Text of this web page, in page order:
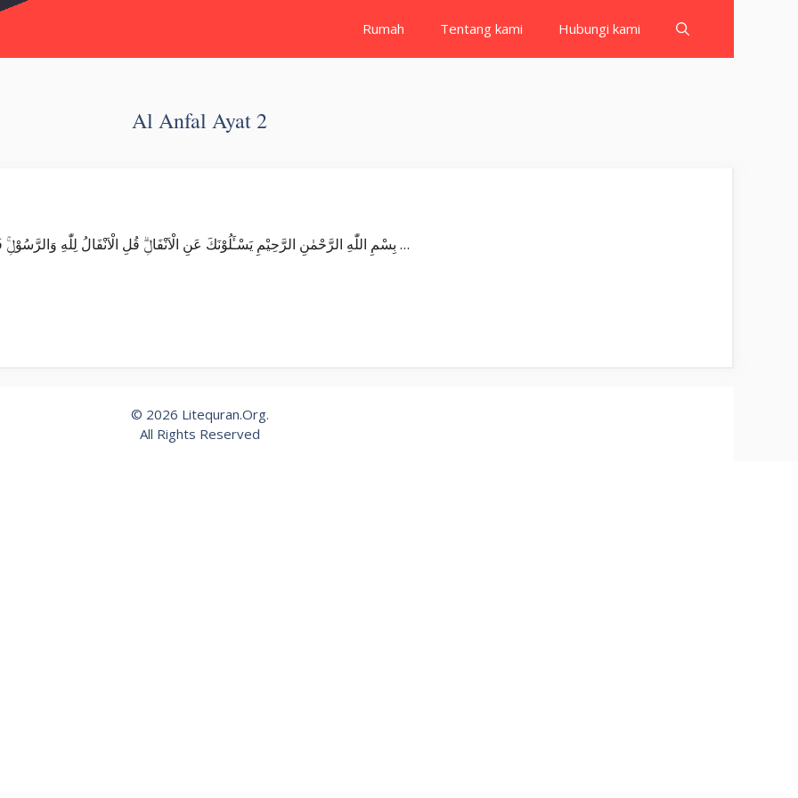
Rumah Tentang kami Hubungi kami
Al Anfal Ayat 2
Surat Al Anfal بِسْمِ اللّٰهِ الرَّحْمٰنِ الرَّحِيْمِ يَسْـَٔلُوْنَكَ عَنِ الْاَنْفَالِۗ قُلِ الْاَنْفَالُ لِلّٰهِ وَالرَّسُوْلِۚ فَاتَّقُوا اللّٰهَ وَاَصْلِحُوْا ذَاتَ بَيْنِكُمْ ۖوَاَطِيْعُوا …
© 2026 Litequran.Org.
All Rights Reserved